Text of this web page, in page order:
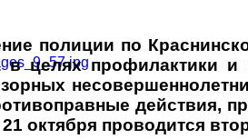
полиции по
в целях профилактики и
действия,
21 октября проводится